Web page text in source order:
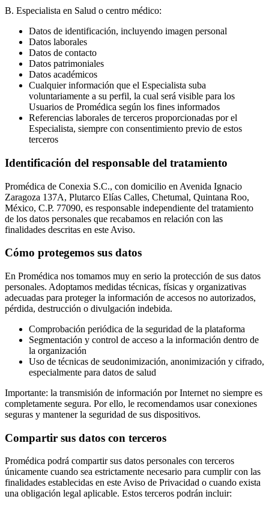
B. Especialista en Salud o centro médico:
Datos de identificación, incluyendo imagen personal
Datos laborales
Datos de contacto
Datos patrimoniales
Datos académicos
Cualquier información que el Especialista suba
voluntariamente a su perfil, la cual será visible para los
Usuarios de Promédica según los fines informados
Referencias laborales de terceros proporcionadas por el
Especialista, siempre con consentimiento previo de estos
terceros
Identificación del responsable del tratamiento
Promédica de Conexia S.C., con domicilio en Avenida Ignacio
Zaragoza 137A, Plutarco Elías Calles, Chetumal, Quintana Roo,
México, C.P. 77090, es responsable independiente del tratamiento
de los datos personales que recabamos en relación con las
finalidades descritas en este Aviso.
Cómo protegemos sus datos
En Promédica nos tomamos muy en serio la protección de sus datos
personales. Adoptamos medidas técnicas, físicas y organizativas
adecuadas para proteger la información de accesos no autorizados,
pérdida, destrucción o divulgación indebida.
Comprobación periódica de la seguridad de la plataforma
Segmentación y control de acceso a la información dentro de
la organización
Uso de técnicas de seudonimización, anonimización y cifrado,
especialmente para datos de salud
Importante: la transmisión de información por Internet no siempre es
completamente segura. Por ello, le recomendamos usar conexiones
seguras y mantener la seguridad de sus dispositivos.
Compartir sus datos con terceros
Promédica podrá compartir sus datos personales con terceros
únicamente cuando sea estrictamente necesario para cumplir con las
finalidades establecidas en este Aviso de Privacidad o cuando exista
una obligación legal aplicable. Estos terceros podrán incluir: